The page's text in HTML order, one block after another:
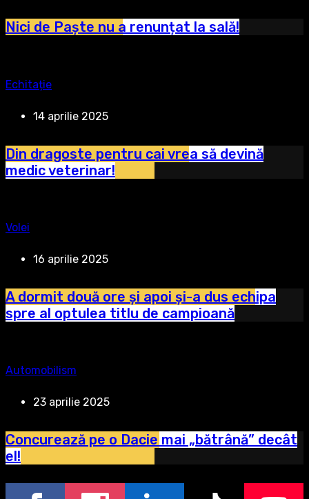
Nici de Paște nu a renunțat la sală!
Echitație
14 aprilie 2025
Din dragoste pentru cai vrea să devină
medic veterinar!
Volei
16 aprilie 2025
A dormit două ore și apoi și-a dus echipa
spre al optulea titlu de campioană
Automobilism
23 aprilie 2025
Concurează pe o Dacie mai „bătrână” decât
el!